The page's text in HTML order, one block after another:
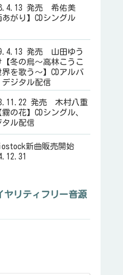
発売 希佑美
あがり】CDシングル
発売 山田ゆう
【冬の烏～高林こうこ
界を歌う～】CDアルバ
デジタル配信
発売 木村八重
の花】CDシングル、
タル配信
新曲販売開始
ヤリティフリー音源